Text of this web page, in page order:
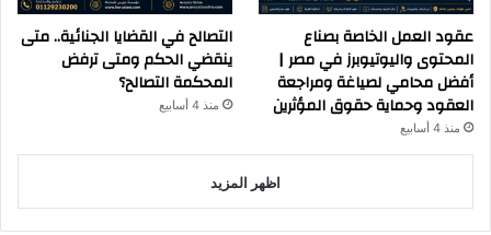
عقود العمل الخاصة بصناع
المحتوى واليوتيوبرز في مصر |
أفضل محامي لصياغة ومراجعة
العقود وحماية حقوق المؤثرين
منذ 4 أسابيع
التصالح في القضايا الجنائية.. متى
ينقضي الحكم ومتى ترفض
المحكمة التصالح؟
منذ 4 أسابيع
اظهر المزيد